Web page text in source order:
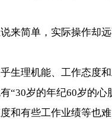
来简单，实际操作却远
生理机能、工作态度
“30岁的年纪60岁的心
和有些工作业绩等也